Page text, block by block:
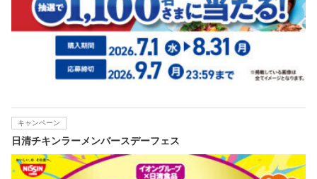
キャンペーン
日清チキンラーメンバースデーフェス